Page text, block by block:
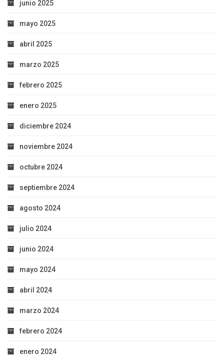
junio 2025
mayo 2025
abril 2025
marzo 2025
febrero 2025
enero 2025
diciembre 2024
noviembre 2024
octubre 2024
septiembre 2024
agosto 2024
julio 2024
junio 2024
mayo 2024
abril 2024
marzo 2024
febrero 2024
enero 2024